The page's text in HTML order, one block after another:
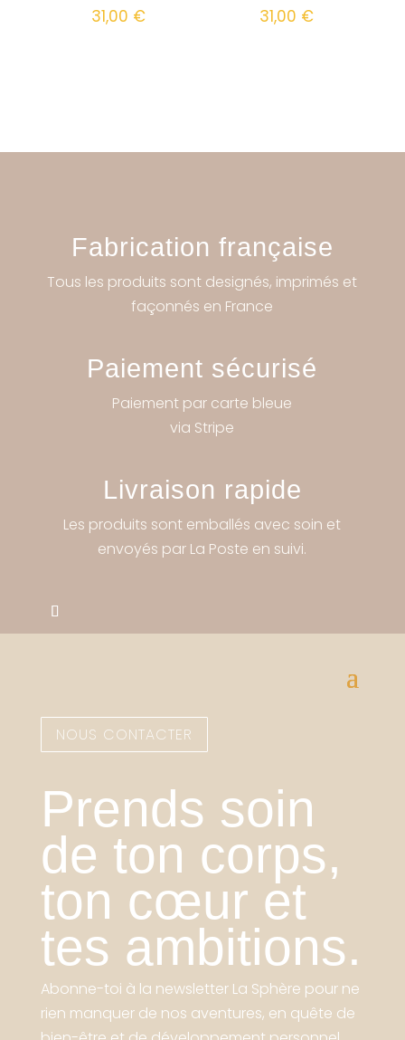
31,00 € 31,00 €
Fabrication française
Tous les produits sont designés, imprimés et
façonnés en France
Paiement sécurisé
Paiement par carte bleue
via Stripe
Livraison rapide
Les produits sont emballés avec soin et
envoyés par La Poste en suivi.
NOUS CONTACTER
Prends soin
de ton corps,
ton cœur et
tes ambitions.
Abonne-toi à la newsletter La Sphère pour ne
rien manquer de nos aventures, en quête de